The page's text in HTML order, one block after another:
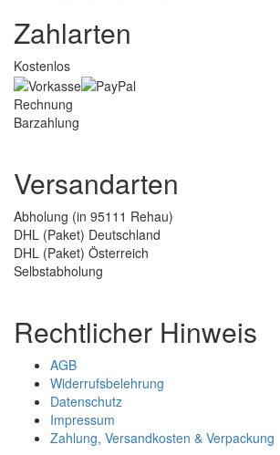
Zahlarten
Kostenlos
Rechnung
Barzahlung
Versandarten
Abholung (in 95111 Rehau)
DHL (Paket) Deutschland
DHL (Paket) Österreich
Selbstabholung
Rechtlicher Hinweis
AGB
Widerrufsbelehrung
Datenschutz
Impressum
Zahlung, Versandkosten & Verpackung